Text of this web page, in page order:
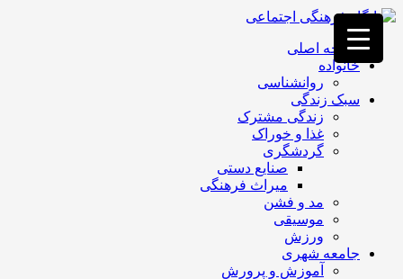
فصد
خون
غرب
تهران
خشکشویی
تصفیه
تهران
صفحه اصلی
خانواده
روانشناسی
سبک زندگی
زندگی مشترک
غذا و خوراک
گردشگری
صنایع دستی
میراث فرهنگی
مد و فشن
موسیقی
ورزش
جامعه شهری
آموزش و پرورش